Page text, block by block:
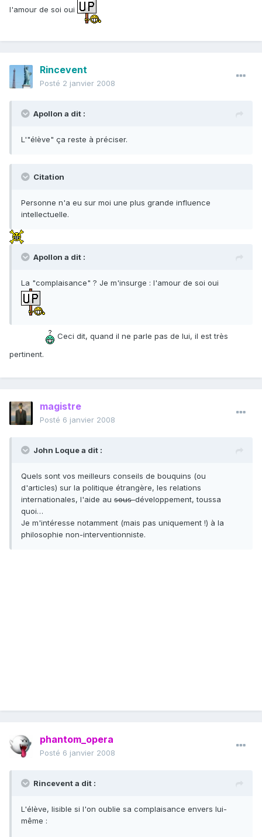
l'amour de soi oui
Rincevent
Posté 2 janvier 2008
Apollon a dit :
L'"élève" ça reste à préciser.
Citation
Personne n'a eu sur moi une plus grande influence
intellectuelle.
Apollon a dit :
La "complaisance" ? Je m'insurge : l'amour de soi oui
Ceci dit, quand il ne parle pas de lui, il est très
pertinent.
magistre
Posté 6 janvier 2008
John Loque a dit :
Quels sont vos meilleurs conseils de bouquins (ou
d'articles) sur la politique étrangère, les relations
internationales, l'aide au sous-développement, toussa
quoi…
Je m'intéresse notamment (mais pas uniquement !) à la
philosophie non-interventionniste.
phantom_opera
Posté 6 janvier 2008
Rincevent a dit :
L'élève, lisible si l'on oublie sa complaisance envers lui-
même :